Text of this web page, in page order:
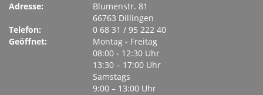
Adresse:
Blumenstr. 81
66763 Dillingen
Telefon:
0 68 31 / 95 222 40
Geöffnet:
Montag ‐ Freitag
08:00 ‐ 12:30 Uhr
13:30 – 17:00 Uhr
Samstags
9:00 – 13:00 Uhr